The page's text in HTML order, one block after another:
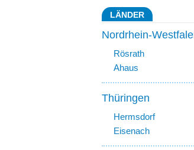
LÄNDER
Nordrhein-
Rösrath
Ahaus
Thüringen
Hermsdorf
Eisenach